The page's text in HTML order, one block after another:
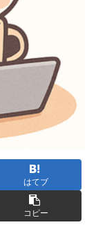
はてブ
コピー